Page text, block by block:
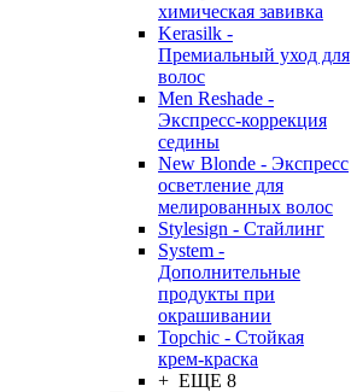
химическая завивка
Kerasilk -
Премиальный уход для
волос
Men Reshade -
Экспресс-коррекция
седины
New Blonde - Экспресс
осветление для
мелированных волос
Stylesign - Стайлинг
System -
Дополнительные
продукты при
окрашивании
Topchic - Стойкая
крем-краска
+ ЕЩЕ 8